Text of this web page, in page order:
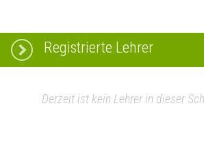
Registrierte Lehrer
Derzeit ist kein Lehrer in dieser